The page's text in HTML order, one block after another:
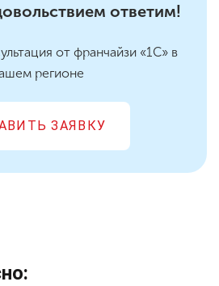
ответим!
от франчайзи «1С» в
регионе
ЗАЯВКУ